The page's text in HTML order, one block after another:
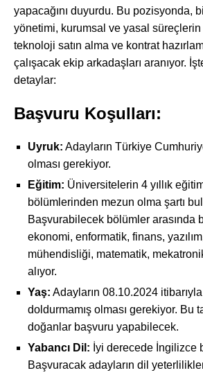
yapacağını duyurdu. Bu pozisyonda,
yönetimi, kurumsal ve yasal süreçlerin
teknoloji satın alma ve kontrat
çalışacak ekip arkadaşları aranıyor.
detaylar:
Başvuru Koşulları:
Uyruk: Adayların Türkiye
olması gerekiyor.
Eğitim: Üniversitelerin 4 yıllık
bölümlerinden mezun olma şartı
Başvurabilecek bölümler arasında
ekonomi, enformatik, finans,
mühendisliği, matematik,
alıyor.
Yaş: Adayların 08.10.2024 itibarıyla
doldurmamış olması gerekiyor. Bu
doğanlar başvuru yapabilecek.
Yabancı Dil: İyi derecede İngilizce
Başvuracak adayların dil